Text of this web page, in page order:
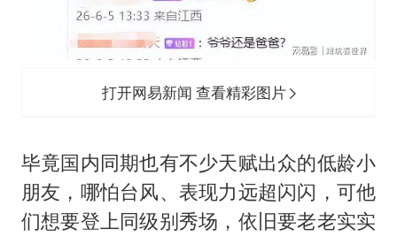
打开网易新闻 查看精彩图片
毕竟国内同期也有不少天赋出众的低龄小
朋友，哪怕台风、表现力远超闪闪，可他
们想要登上同级别秀场，依旧要老老实实